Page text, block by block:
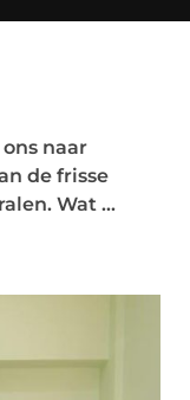
naar
de frisse
Wat ...